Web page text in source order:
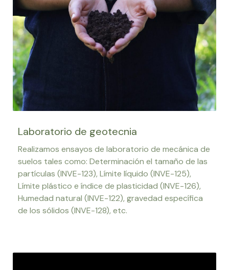
Laboratorio de geotecnia
Realizamos ensayos de laboratorio de mecánica de
suelos tales como: Determinación el tamaño de las
partículas (INVE-123), Límite líquido (INVE-125),
Límite plástico e índice de plasticidad (INVE-126),
Humedad natural (INVE-122), gravedad específica
de los sólidos (INVE-128), etc.